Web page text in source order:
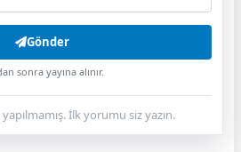
Gönder
sonra yayına alınır.
İlk yorumu siz yazın.